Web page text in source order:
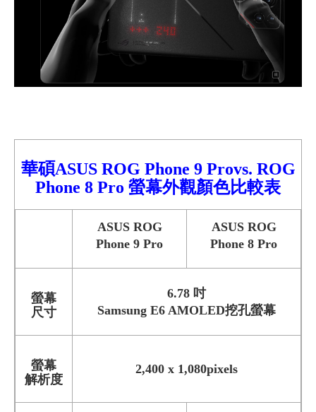
華碩ASUS ROG Phone 9 Provs. ROG
Phone 8 Pro 螢幕外觀顏色比較表
ASUS ROG
Phone 9 Pro
ASUS ROG
Phone 8 Pro
螢幕
尺寸
6.78 吋
Samsung E6 AMOLED挖孔螢幕
螢幕
解析度
2,400 x 1,080pixels